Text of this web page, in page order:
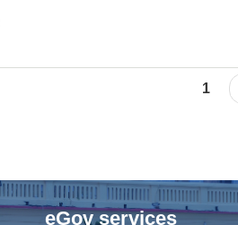
1
eGov services